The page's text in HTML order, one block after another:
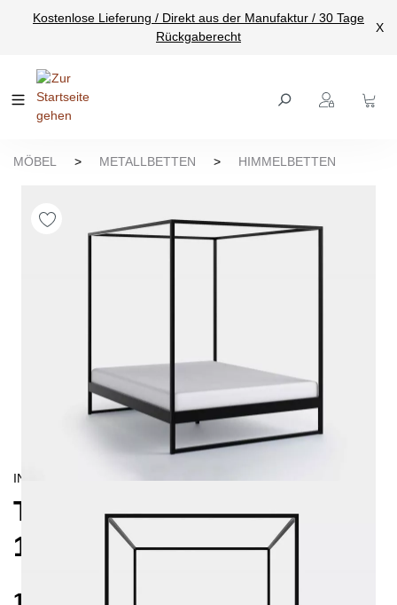
springen
Kostenlose Lieferung / Direkt aus der Manufaktur / 30 Tage
Rückgaberecht
X
MÖBEL > METALLBETTEN > HIMMELBETTEN
INDUSTRIAL/ CONTEMPORAIN
TERRA HIMMELBETT
140X200